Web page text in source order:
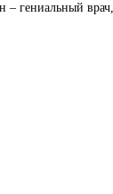
гениальный